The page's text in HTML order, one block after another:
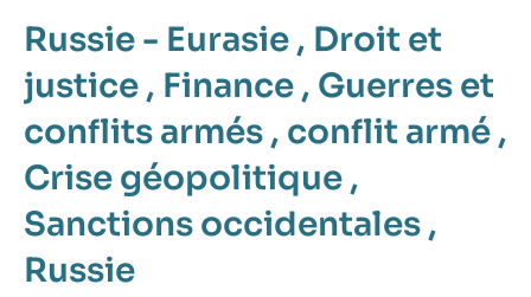
Russie - Eurasie , Droit et
justice , Finance , Guerres et
conflits armés , conflit armé ,
Crise géopolitique ,
Sanctions occidentales ,
Russie